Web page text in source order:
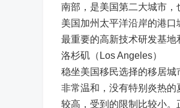
南部，是美国第二大城市，
美国加州太平洋沿岸的港
最重要的高新技术研发基
洛杉矶（Los Angeles）
稳坐美国移民选择的移居
非常温和，没有特别炎热
较高，受到的限制比较小。